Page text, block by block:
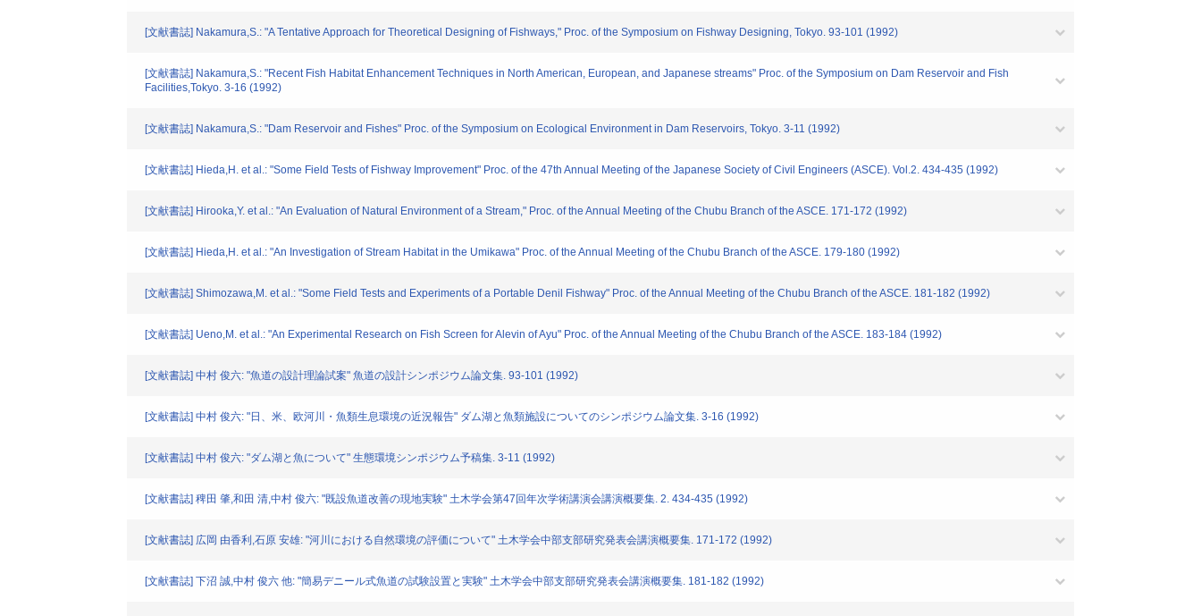
[文献書誌] Nakamura,S.: "A Tentative Approach for Theoretical Designing of Fishways," Proc. of the Symposium on Fishway Designing, Tokyo. 93-101 (1992)
[文献書誌] Nakamura,S.: "Recent Fish Habitat Enhancement Techniques in North American, European, and Japanese streams" Proc. of the Symposium on Dam Reservoir and Fish
Facilities,Tokyo. 3-16 (1992)
[文献書誌] Nakamura,S.: "Dam Reservoir and Fishes" Proc. of the Symposium on Ecological Environment in Dam Reservoirs, Tokyo. 3-11 (1992)
[文献書誌] Hieda,H. et al.: "Some Field Tests of Fishway Improvement" Proc. of the 47th Annual Meeting of the Japanese Society of Civil Engineers (ASCE). Vol.2. 434-435 (1992)
[文献書誌] Hirooka,Y. et al.: "An Evaluation of Natural Environment of a Stream," Proc. of the Annual Meeting of the Chubu Branch of the ASCE. 171-172 (1992)
[文献書誌] Hieda,H. et al.: "An Investigation of Stream Habitat in the Umikawa" Proc. of the Annual Meeting of the Chubu Branch of the ASCE. 179-180 (1992)
[文献書誌] Shimozawa,M. et al.: "Some Field Tests and Experiments of a Portable Denil Fishway" Proc. of the Annual Meeting of the Chubu Branch of the ASCE. 181-182 (1992)
[文献書誌] Ueno,M. et al.: "An Experimental Research on Fish Screen for Alevin of Ayu" Proc. of the Annual Meeting of the Chubu Branch of the ASCE. 183-184 (1992)
[文献書誌] 中村 俊六: "魚道の設計理論試案" 魚道の設計シンポジウム論文集. 93-101 (1992)
[文献書誌] 中村 俊六: "日、米、欧河川・魚類生息環境の近況報告" ダム湖と魚類施設についてのシンポジウム論文集. 3-16 (1992)
[文献書誌] 中村 俊六: "ダム湖と魚について" 生態環境シンポジウム予稿集. 3-11 (1992)
[文献書誌] 稗田 肇,和田 清,中村 俊六: "既設魚道改善の現地実験" 土木学会第47回年次学術講演会講演概要集. 2. 434-435 (1992)
[文献書誌] 広岡 由香利,石原 安雄: "河川における自然環境の評価について" 土木学会中部支部研究発表会講演概要集. 171-172 (1992)
[文献書誌] 下沼 誠,中村 俊六 他: "簡易デニール式魚道の試験設置と実験" 土木学会中部支部研究発表会講演概要集. 181-182 (1992)